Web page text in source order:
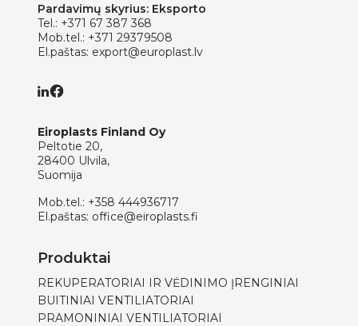
Pardavimų skyrius: Eksporto
Tel.: +371 67 387 368
Mob.tel.: +371 29379508
El.paštas: export@europlast.lv
Eiroplasts Finland Oy
Peltotie 20,
28400 Ulvila,
Suomija
Mob.tel.: +358 444936717
El.paštas: office@eiroplasts.fi
Produktai
REKUPERATORIAI IR VĖDINIMO ĮRENGINIAI
BUITINIAI VENTILIATORIAI
PRAMONINIAI VENTILIATORIAI